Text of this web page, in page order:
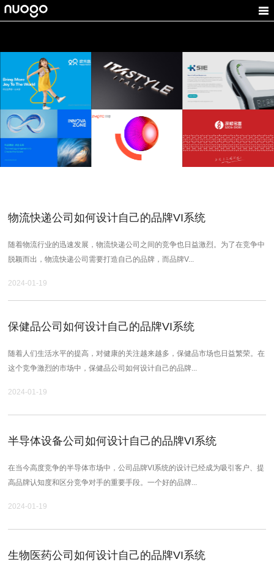
欢乐岛
游乐设施VI设计,企业形
象设计
德方创域
电池品牌设计，新能源
VI设计，新能源logo设
意宝格
家居品牌设计,家居
致摩科技
ZMOTG
logo设计，VI设计，品
太科智能
医疗产品VI设计,科技公
司品牌设计
深粮多喜
粮食企业品牌设计,商城
LOGO设计
物流快递公司如何设计自己的品牌VI系统
随着物流行业的迅速发展，物流快递公司之间的竞争也日益激烈。为了在竞争中
脱颖而出，物流快递公司需要打造自己的品牌，而品牌V...
2024-01-19
保健品公司如何设计自己的品牌VI系统
随着人们生活水平的提高，对健康的关注越来越多，保健品市场也日益繁荣。在
这个竞争激烈的市场中，保健品公司如何设计自己的品牌...
2024-01-19
半导体设备公司如何设计自己的品牌VI系统
在当今高度竞争的半导体市场中，公司品牌VI系统的设计已经成为吸引客户、提
高品牌认知度和区分竞争对手的重要手段。一个好的品牌...
2024-01-19
生物医药公司如何设计自己的品牌VI系统